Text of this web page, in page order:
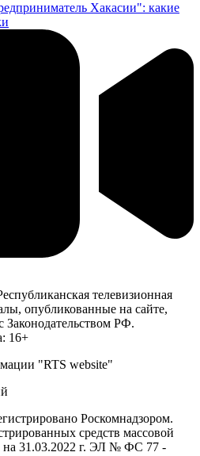
Хакасии": какие
телевизионная
опубликованные на сайте,
Законодательством РФ.
16+
"RTS website"
Роскомнадзором.
средств массовой
31.03.2022 г. ЭЛ № ФС 77 -